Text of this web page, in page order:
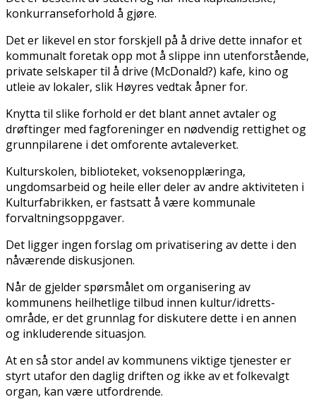
konkurranseforhold å gjøre.
Det er likevel en stor forskjell på å drive dette innafor et
kommunalt foretak opp mot å slippe inn utenforstående,
private selskaper til å drive (McDonald?) kafe, kino og
utleie av lokaler, slik Høyres vedtak åpner for.
Knytta til slike forhold er det blant annet avtaler og
drøftinger med fagforeninger en nødvendig rettighet og
grunnpilarene i det omforente avtaleverket.
Kulturskolen, biblioteket, voksenopplæringa,
ungdomsarbeid og heile eller deler av andre aktiviteten i
Kulturfabrikken, er fastsatt å være kommunale
forvaltningsoppgaver.
Det ligger ingen forslag om privatisering av dette i den
nåværende diskusjonen.
Når de gjelder spørsmålet om organisering av
kommunens heilhetlige tilbud innen kultur/idretts-
område, er det grunnlag for diskutere dette i en annen
og inkluderende situasjon.
At en så stor andel av kommunens viktige tjenester er
styrt utafor den daglig driften og ikke av et folkevalgt
organ, kan være utfordrende.